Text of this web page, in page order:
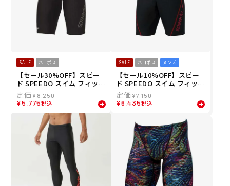
SALE ネコポス
【セール30%OFF】スピー
ド SPEEDO スイム フィット
ネス 水着 フレックス シグマ
ニュー コンフォート ラップ
ジャマー FLEX Σν Comfort
Lap Jammer SF62501-SV
メンズ 男性 25S1 春夏
¥ 8,250
¥5,775税込
SALE ネコポス メンズ
【セール10%OFF】スピー
ド SPEEDO スイム フィット
ネス 水着 ビッグ ライナー
ルーズ ジャマー Big Liner L
oose Jammer SF62360-D
¥7,150
¥6,435税込